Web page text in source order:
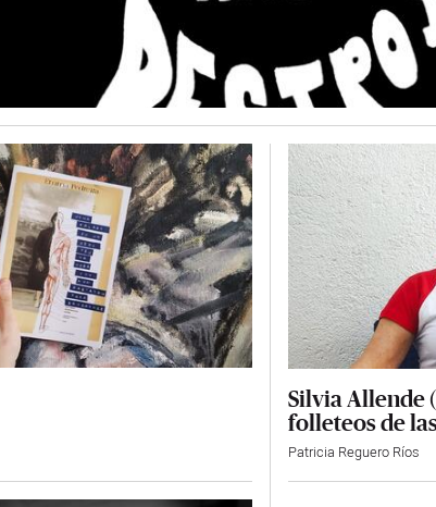
Silvia Allende
folleteos de
Patricia Reguero Ríos